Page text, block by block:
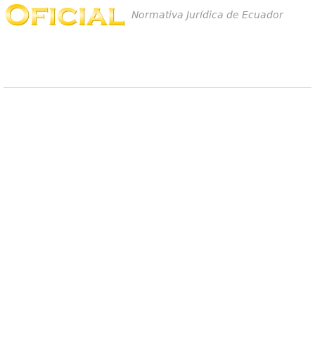
Normativa Jurídica de Ecuador